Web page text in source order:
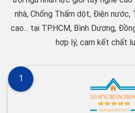
nhà, Chống Thấm dột, Điện nước,
cao... tại TP.HCM, Bình Dương,
hợp lý, cam kết chất
1